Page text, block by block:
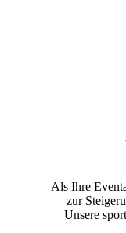
Als Ihre
zur
Unsere